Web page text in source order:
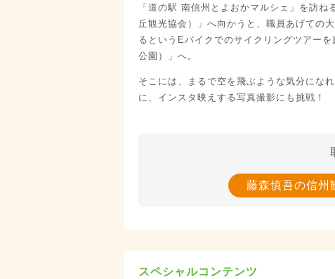
「道の駅 南信州とよおかマルシェ」を訪
丘観光協会）」へ向かうと、職員あげての
るというEバイクでのサイクリングツアー
公園）」へ。
そこには、まるで空を飛ぶような気分にな
に、インスタ映えする写真撮影にも挑戦！
藤森慎吾の信州
スペシャルコンテンツ